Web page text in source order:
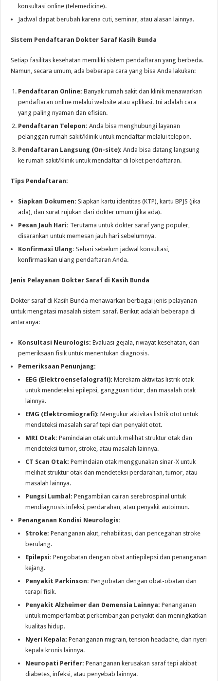
konsultasi online (telemedicine).
Jadwal dapat berubah karena cuti, seminar, atau alasan lainnya.
Sistem Pendaftaran Dokter Saraf Kasih Bunda
Setiap fasilitas kesehatan memiliki sistem pendaftaran yang berbeda.
Namun, secara umum, ada beberapa cara yang bisa Anda lakukan:
Pendaftaran Online: Banyak rumah sakit dan klinik menawarkan
pendaftaran online melalui website atau aplikasi. Ini adalah cara
yang paling nyaman dan efisien.
Pendaftaran Telepon: Anda bisa menghubungi layanan
pelanggan rumah sakit/klinik untuk mendaftar melalui telepon.
Pendaftaran Langsung (On-site): Anda bisa datang langsung
ke rumah sakit/klinik untuk mendaftar di loket pendaftaran.
Tips Pendaftaran:
Siapkan Dokumen: Siapkan kartu identitas (KTP), kartu BPJS (jika
ada), dan surat rujukan dari dokter umum (jika ada).
Pesan Jauh Hari: Terutama untuk dokter saraf yang populer,
disarankan untuk memesan jauh hari sebelumnya.
Konfirmasi Ulang: Sehari sebelum jadwal konsultasi,
konfirmasikan ulang pendaftaran Anda.
Jenis Pelayanan Dokter Saraf di Kasih Bunda
Dokter saraf di Kasih Bunda menawarkan berbagai jenis pelayanan
untuk mengatasi masalah sistem saraf. Berikut adalah beberapa di
antaranya:
Konsultasi Neurologis: Evaluasi gejala, riwayat kesehatan, dan
pemeriksaan fisik untuk menentukan diagnosis.
Pemeriksaan Penunjang:
EEG (Elektroensefalografi): Merekam aktivitas listrik otak
untuk mendeteksi epilepsi, gangguan tidur, dan masalah otak
lainnya.
EMG (Elektromiografi): Mengukur aktivitas listrik otot untuk
mendeteksi masalah saraf tepi dan penyakit otot.
MRI Otak: Pemindaian otak untuk melihat struktur otak dan
mendeteksi tumor, stroke, atau masalah lainnya.
CT Scan Otak: Pemindaian otak menggunakan sinar-X untuk
melihat struktur otak dan mendeteksi perdarahan, tumor, atau
masalah lainnya.
Pungsi Lumbal: Pengambilan cairan serebrospinal untuk
mendiagnosis infeksi, perdarahan, atau penyakit autoimun.
Penanganan Kondisi Neurologis:
Stroke: Penanganan akut, rehabilitasi, dan pencegahan stroke
berulang.
Epilepsi: Pengobatan dengan obat antiepilepsi dan penanganan
kejang.
Penyakit Parkinson: Pengobatan dengan obat-obatan dan
terapi fisik.
Penyakit Alzheimer dan Demensia Lainnya: Penanganan
untuk memperlambat perkembangan penyakit dan meningkatkan
kualitas hidup.
Nyeri Kepala: Penanganan migrain, tension headache, dan nyeri
kepala kronis lainnya.
Neuropati Perifer: Penanganan kerusakan saraf tepi akibat
diabetes, infeksi, atau penyebab lainnya.